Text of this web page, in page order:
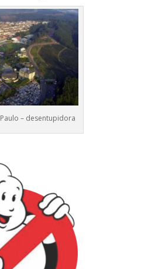
– desentupidora